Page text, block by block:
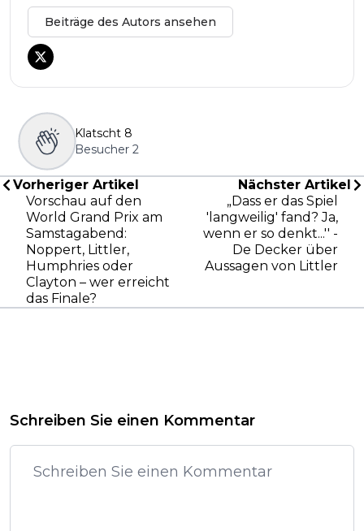
Beiträge des Autors ansehen
Klatscht 8
Besucher 2
Vorheriger Artikel
Vorschau auf den
World Grand Prix am
Samstagabend:
Noppert, Littler,
Humphries oder
Clayton – wer erreicht
das Finale?
Nächster Artikel
„Dass er das Spiel
'langweilig' fand? Ja,
wenn er so denkt...'' -
De Decker über
Aussagen von Littler
Schreiben Sie einen Kommentar